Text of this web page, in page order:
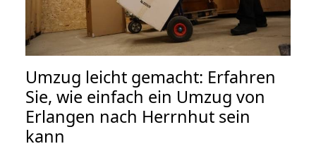
Umzug leicht gemacht: Erfahren
Sie, wie einfach ein Umzug von
Erlangen nach Herrnhut sein
kann